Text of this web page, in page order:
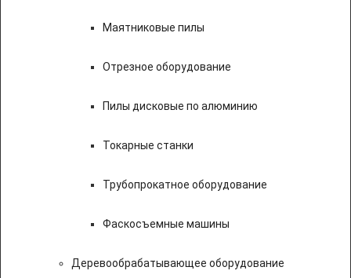
Маятниковые пилы
Отрезное оборудование
Пилы дисковые по алюминию
Токарные станки
Трубопрокатное оборудование
Фаскосъемные машины
Деревообрабатывающее оборудование